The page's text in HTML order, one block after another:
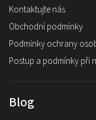
Kontaktujte nás
Obchodní podmínky
Podmínky ochrany
Postup a podmínky při
Blog